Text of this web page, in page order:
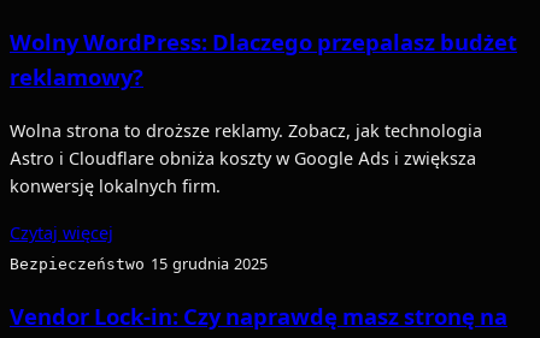
Wolny WordPress: Dlaczego przepalasz budżet
reklamowy?
Wolna strona to droższe reklamy. Zobacz, jak technologia
Astro i Cloudflare obniża koszty w Google Ads i zwiększa
konwersję lokalnych firm.
Czytaj więcej
Bezpieczeństwo 15 grudnia 2025
Vendor Lock-in: Czy naprawdę masz stronę na